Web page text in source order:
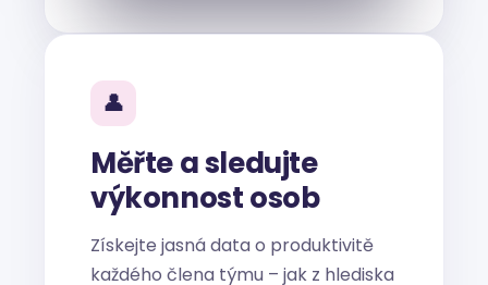
👤
Měřte a sledujte
výkonnost osob
Získejte jasná data o produktivitě
každého člena týmu – jak z hlediska